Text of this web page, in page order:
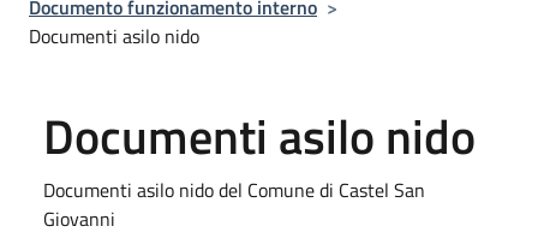
Documento funzionamento interno >
Documenti asilo nido
Documenti asilo nido
Documenti asilo nido del Comune di Castel San
Giovanni